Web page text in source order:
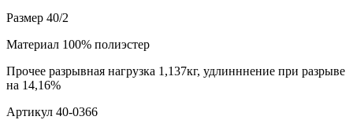
Размер 40/2
Материал 100% полиэстер
Прочее разрывная нагрузка 1,137кг, удлинннение при разрыве
на 14,16%
Артикул 40-0366